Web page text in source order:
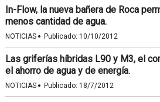
In-Flow, la nueva bañera de Roca
menos cantidad de agua.
NOTICIAS · Publicado: 10/10/2012
Las griferías híbridas L90 y M3, el
el ahorro de agua y de energía.
NOTICIAS · Publicado: 18/7/2012